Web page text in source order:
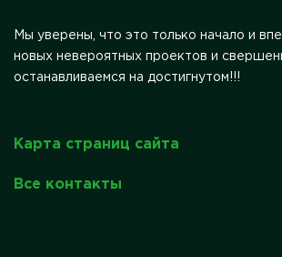
Карта страниц сайта
Все контакты
Мы уверены, что это только начало и
новых невероятных проектов и
останавливаемся на достигнутом!!!